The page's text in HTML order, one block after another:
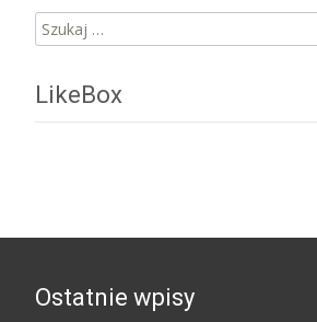
Szukaj:
LikeBox
Ostatnie wpisy